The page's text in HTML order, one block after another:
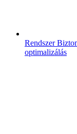
Rendszer
optimalizálás